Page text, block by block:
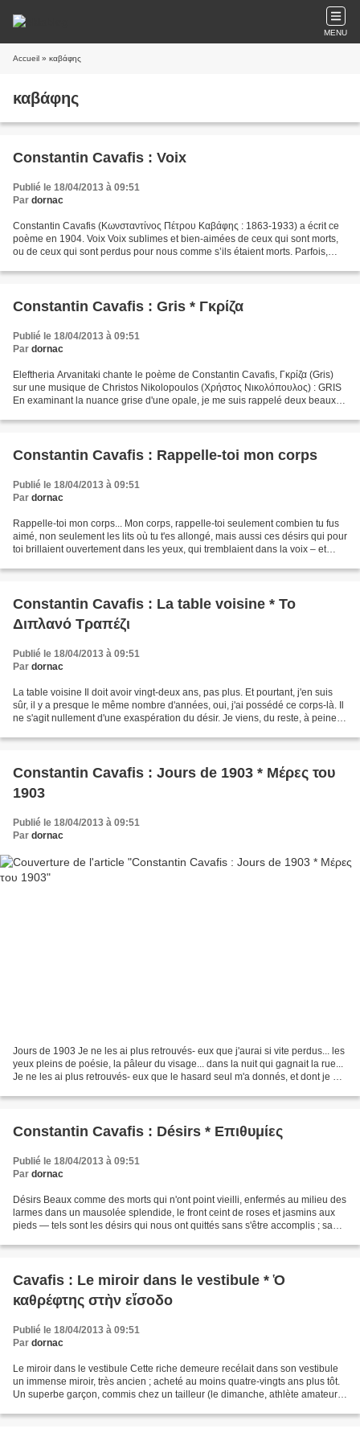
MENU
Accueil » καβάφης
καβάφης
Constantin Cavafis : Voix
Publié le 18/04/2013 à 09:51
Par dornac
Constantin Cavafis (Κωνσταντίνος Πέτρου Καβάφης : 1863-1933) a écrit ce
poème en 1904. Voix Voix sublimes et bien-aimées de ceux qui sont morts,
ou de ceux qui sont perdus pour nous comme s’ils étaient morts. Parfois,
Constantin Cavafis : Gris * Γκρίζα
Publié le 18/04/2013 à 09:51
Par dornac
Eleftheria Arvanitaki chante le poème de Constantin Cavafis, Γκρίζα (Gris)
sur une musique de Christos Nikolopoulos (Χρήστος Νικολόπουλος) : GRIS
En examinant la nuance grise d'une opale, je me suis rappelé deux beaux
Constantin Cavafis : Rappelle-toi mon corps
Publié le 18/04/2013 à 09:51
Par dornac
Rappelle-toi mon corps... Mon corps, rappelle-toi seulement combien tu fus
aimé, non seulement les lits où tu t'es allongé, mais aussi ces désirs qui pour
toi brillaient ouvertement dans les yeux, qui tremblaient dans la voix – et
Constantin Cavafis : La table voisine * Το
Διπλανό Τραπέζι
Publié le 18/04/2013 à 09:51
Par dornac
La table voisine Il doit avoir vingt-deux ans, pas plus. Et pourtant, j'en suis
sûr, il y a presque le même nombre d'années, oui, j'ai possédé ce corps-là. Il
ne s'agit nullement d'une exaspération du désir. Je viens, du reste, à peine
Constantin Cavafis : Jours de 1903 * Μέρες του
1903
Publié le 18/04/2013 à 09:51
Par dornac
Jours de 1903 Je ne les ai plus retrouvés- eux que j'aurai si vite perdus... les
yeux pleins de poésie, la pâleur du visage... dans la nuit qui gagnait la rue...
Je ne les ai plus retrouvés- eux que le hasard seul m'a donnés, et dont je me
Constantin Cavafis : Désirs * Επιθυμίες
Publié le 18/04/2013 à 09:51
Par dornac
Désirs Beaux comme des morts qui n'ont point vieilli, enfermés au milieu des
larmes dans un mausolée splendide, le front ceint de roses et jasmins aux
pieds — tels sont les désirs qui nous ont quittés sans s'être accomplis ; sans
Cavafis : Le miroir dans le vestibule * Ὁ
καθρέφτης στὴν εἴσοδο
Publié le 18/04/2013 à 09:51
Par dornac
Le miroir dans le vestibule Cette riche demeure recélait dans son vestibule
un immense miroir, très ancien ; acheté au moins quatre-vingts ans plus tôt.
Un superbe garçon, commis chez un tailleur (le dimanche, athlète amateur),